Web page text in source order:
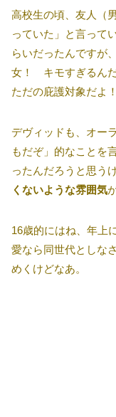
高校生の頃、友人（
っていた」と言って
らいだったんですが
女！ キモすぎるん
ただの庇護対象だよ
デヴィッドも、オー
もだぞ」的なことを
ったんだろうと思うけ
くないような雰囲気
16歳的にはね、年上
愛なら同世代としな
めくけどなあ。